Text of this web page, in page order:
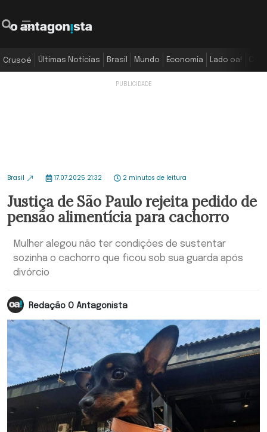
Crusoé Últimas Notícias Brasil Mundo Economia Lado oa!
Brasil 17.07.2025 21:32 2 minutos de leitura
Justiça de São Paulo rejeita pedido de
pensão alimentícia para cachorro
Mulher alegou não ter condições de sustentar
sozinha o cachorro que ficou sob sua guarda após
divórcio
Redação O Antagonista